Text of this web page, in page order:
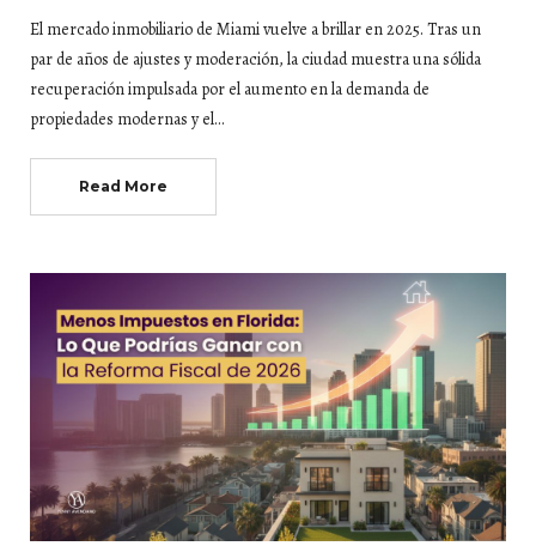
El mercado inmobiliario de Miami vuelve a brillar en 2025. Tras un
par de años de ajustes y moderación, la ciudad muestra una sólida
recuperación impulsada por el aumento en la demanda de
propiedades modernas y el…
Read More